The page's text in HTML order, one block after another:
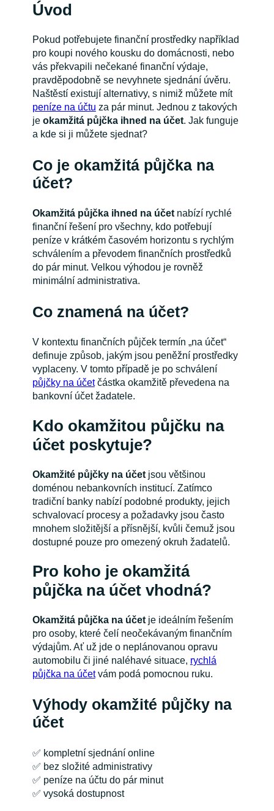
Úvod
Pokud potřebujete finanční prostředky například
pro koupi nového kousku do domácnosti, nebo
vás překvapili nečekané finanční výdaje,
pravděpodobně se nevyhnete sjednání úvěru.
Naštěstí existují alternativy, s nimiž můžete mít
peníze na účtu za pár minut. Jednou z takových
je okamžitá půjčka ihned na účet. Jak funguje
a kde si ji můžete sjednat?
Co je okamžitá půjčka na
účet?
Okamžitá půjčka ihned na účetnabízí rychlé
finanční řešení pro všechny, kdo potřebují
peníze v krátkém časovém horizontu s rychlým
schválením a převodem finančních prostředků
do pár minut. Velkou výhodou je rovněž
minimální administrativa.
Co znamená na účet?
V kontextu finančních půjček termín „na účet“
definuje způsob, jakým jsou peněžní prostředky
vyplaceny. V tomto případě je po schválení
půjčky na účetčástka okamžitě převedena na
bankovní účet žadatele.
Kdo okamžitou půjčku na
účet poskytuje?
Okamžité půjčky na účetjsou většinou
doménou nebankovních institucí. Zatímco
tradiční banky nabízí podobné produkty, jejich
schvalovací procesy a požadavky jsou často
mnohem složitější a přísnější, kvůli čemuž jsou
dostupné pouze pro omezený okruh žadatelů.
Pro koho je okamžitá
půjčka na účet vhodná?
Okamžitá půjčka na účetje ideálním řešením
pro osoby, které čelí neočekávaným finančním
výdajům. Ať už jde o neplánovanou opravu
automobilu či jiné naléhavé situace, rychlá
půjčka na účetvám podá pomocnou ruku.
Výhody okamžité půjčky na
účet
✅ kompletní sjednání online
✅ bez složité administrativy
✅ peníze na účtu do pár minut
✅ vysoká dostupnost